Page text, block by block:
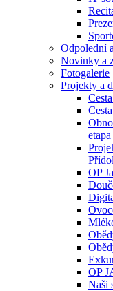
Odpolední
Novinky a
Fotogalerie
Projekty a
etapa
OP
OP
Naši